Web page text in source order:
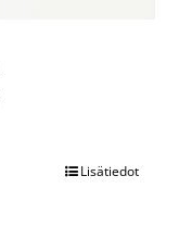
Lisätiedot